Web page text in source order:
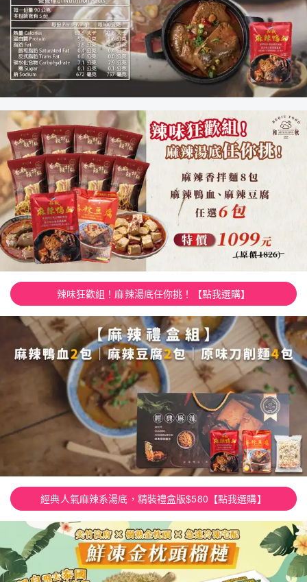
辣味狂歡組！麻辣湯底任你挑！【點我選購】
經典人氣麻辣系湯底，精裝禮盒版$580【點我選購】